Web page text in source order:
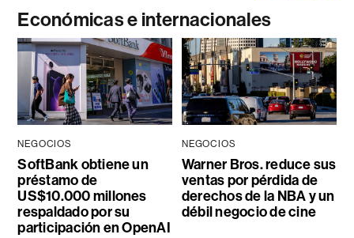
Económicas e internacionales
NEGOCIOS
SoftBank obtiene un
préstamo de
US$10.000 millones
respaldado por su
participación en OpenAI
NEGOCIOS
Warner Bros. reduce sus
ventas por pérdida de
derechos de la NBA y un
débil negocio de cine